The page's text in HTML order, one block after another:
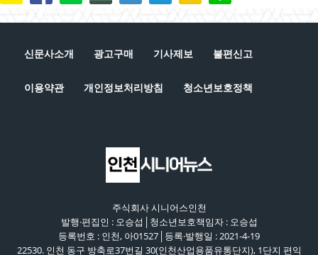
신문사소개 광고구매 기사제보 불편신고
이용약관 개인정보처리방침 청소년보호정책
주식회사 시니어스인천
발행·편집인 : 오승섭│청소년보호책임자 : 오승섭
등록번호 : 인천, 아01527│등록·발행일 : 2021-4-19
22530. 인천 동구 방축로37번길 30(인천산업용품유통단지), 1단지 편익